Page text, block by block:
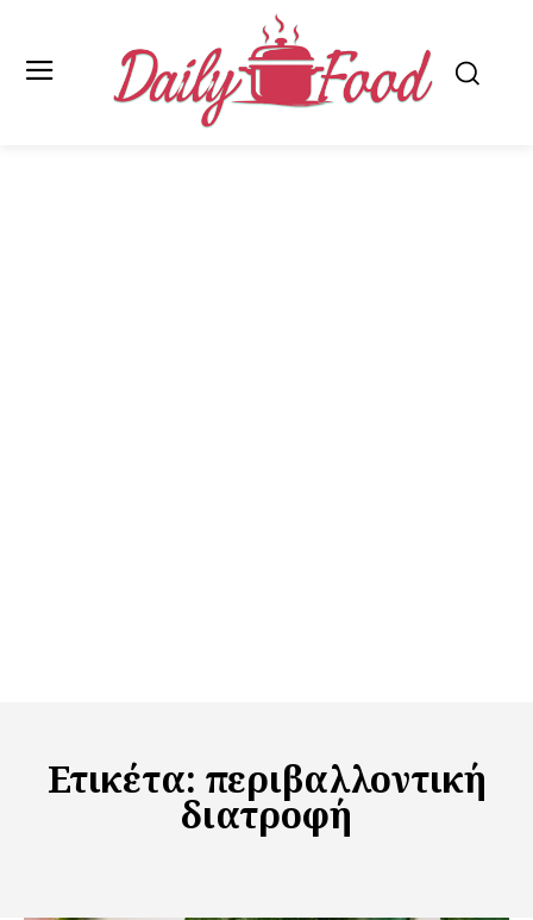
Ετικέτα: περιβαλλοντική
διατροφή